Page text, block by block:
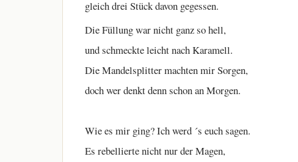
gleich drei Stück davon gegessen.
Die Füllung war nicht ganz so hell,
und schmeckte leicht nach Karamell.
Die Mandelsplitter machten mir Sorgen,
doch wer denkt denn schon an Morgen.
Wie es mir ging? Ich werd ´s euch sagen.
Es rebellierte nicht nur der Magen,